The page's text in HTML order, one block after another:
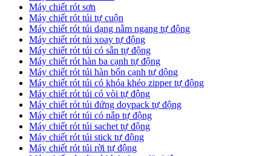
Máy chiết rót sơn
Máy chiết rót túi tự cuộn
Máy chiết rót túi dạng nằm ngang tự động
Máy chiết rót túi xoay tự động
Máy chiết rót túi có sẵn tự động
Máy chiết rót hàn ba cạnh tự động
Máy chiết rót túi hàn bốn cạnh tự dộng
Máy chiết rót túi có khóa khéo zipper tự động
Máy chiết rót túi có vòi tự động
Máy chiết rót túi đứng doypack tự động
Máy chiết rót túi có nắp tự động
Máy chiết rót túi sachet tự động
Máy chiết rót túi stick tự động
Máy chiết rót túi rời tự động